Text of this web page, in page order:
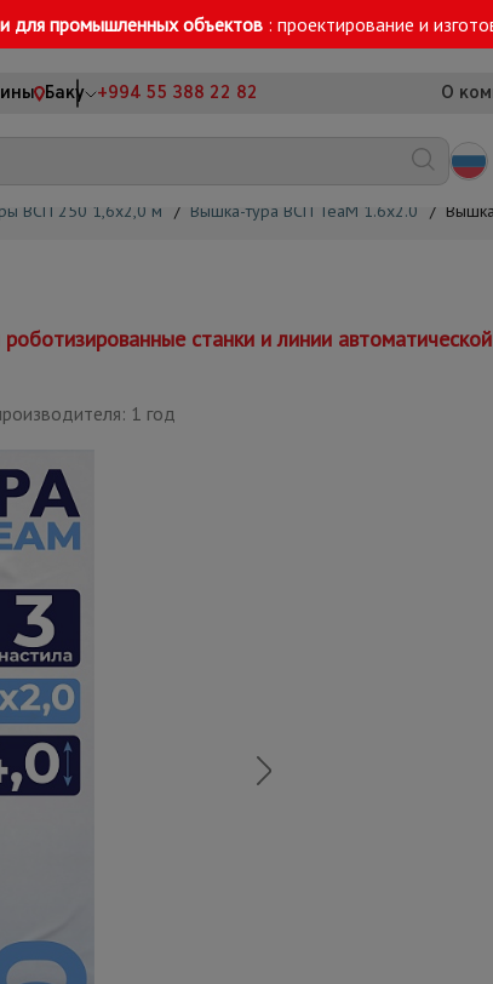
для промышленных объектов : проектирование и
Баку +994 55 388 22 82 О
ВСП 250 1,6x2,0 м / Вышка-тура ВСП TeaM 1.6х2.0 /
станки и линии
1 год